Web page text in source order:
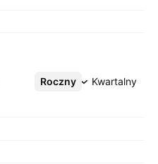
Roczny Kwartalny
Więcej